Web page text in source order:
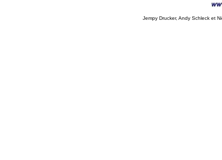
Jempy Drucker, Andy Schleck et